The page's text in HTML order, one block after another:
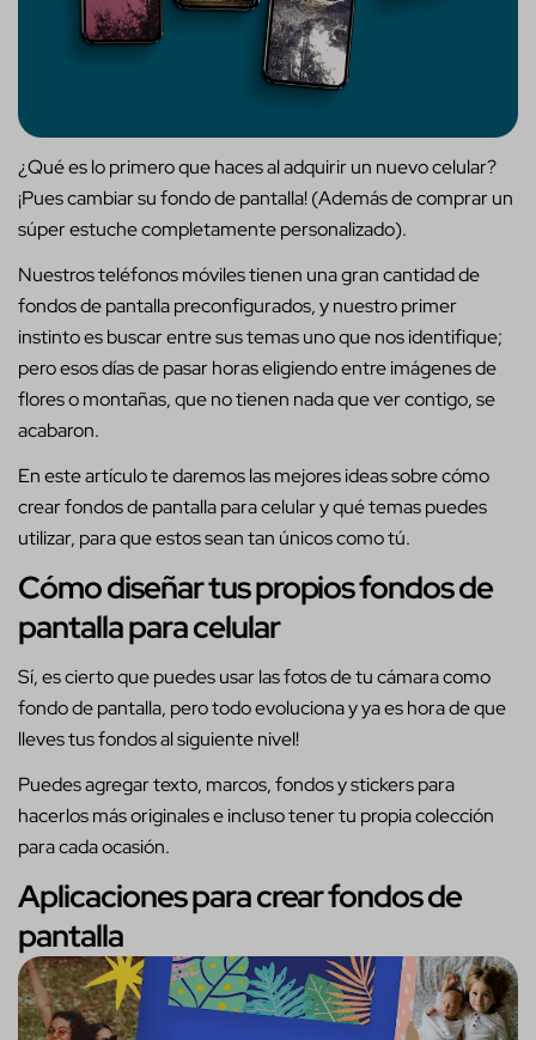
¿Qué es lo primero que haces al adquirir un nuevo celular?
¡Pues cambiar su fondo de pantalla! (Además de comprar un
súper estuche completamente personalizado).
Nuestros teléfonos móviles tienen una gran cantidad de
fondos de pantalla preconfigurados, y nuestro primer
instinto es buscar entre sus temas uno que nos identifique;
pero esos días de pasar horas eligiendo entre imágenes de
flores o montañas, que no tienen nada que ver contigo, se
acabaron.
En este artículo te daremos las mejores ideas sobre cómo
crear fondos de pantalla para celular y qué temas puedes
utilizar, para que estos sean tan únicos como tú.
Cómo diseñar tus propios fondos de
pantalla para celular
Sí, es cierto que puedes usar las fotos de tu cámara como
fondo de pantalla, pero todo evoluciona y ya es hora de que
lleves tus fondos al siguiente nivel!
Puedes agregar texto, marcos, fondos y stickers para
hacerlos más originales e incluso tener tu propia colección
para cada ocasión.
Aplicaciones para crear fondos de
pantalla